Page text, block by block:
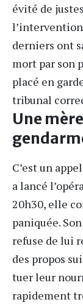
évité de
l’intervention
derniers ont
mort par son
placé en
tribunal
Une
C’est un
a lancé
20h30, elle
paniquée.
refuse de lui
des propos
tuer leur
rapidement